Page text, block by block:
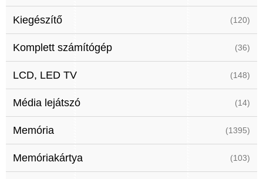
Kiegészítő (120)
Komplett számítógép (36)
LCD, LED TV (148)
Média lejátszó (14)
Memória (1395)
Memóriakártya (103)